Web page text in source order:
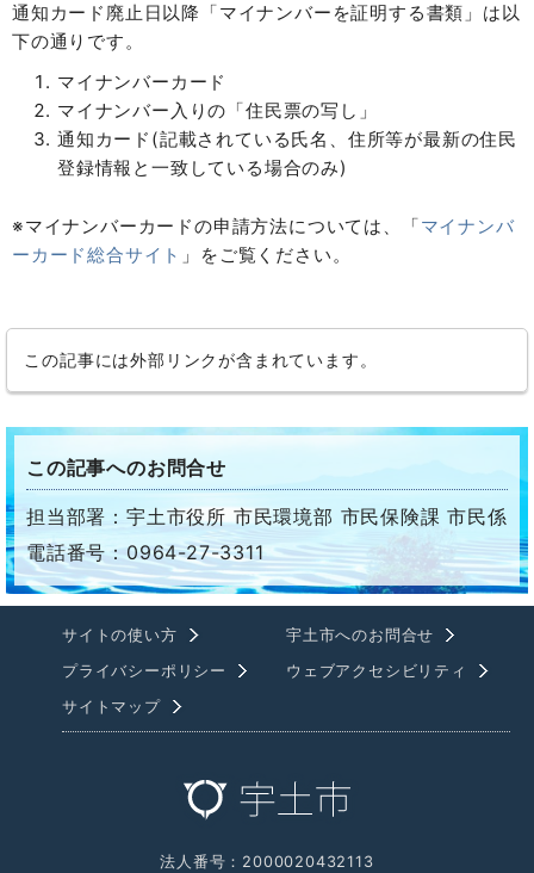
通知カード廃止日以降「マイナンバーを証明する書類」は以
下の通りです。
マイナンバーカード
マイナンバー入りの「住民票の写し」
通知カード(記載されている氏名、住所等が最新の住民
登録情報と一致している場合のみ)
※マイナンバーカードの申請方法については、「マイナンバ
ーカード総合サイト 」をご覧ください。
この記事には外部リンクが含まれています。
この記事へのお問合せ
担当部署：宇土市役所 市民環境部 市民保険課 市民係
電話番号：0964-27-3311
サイトの使い方
宇土市へのお問合せ
プライバシーポリシー
ウェブアクセシビリティ
サイトマップ
法人番号：2000020432113